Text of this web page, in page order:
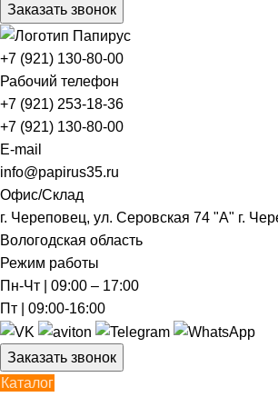
Заказать звонок
+7 (921) 130-80-00
Рабочий телефон
+7 (921) 253-18-36
+7 (921) 130-80-00
E-mail
info@papirus35.ru
Офис/Склад
г. Череповец, ул. Серовская 74 "А" г.
Вологодская область
Режим работы
Пн-Чт | 09:00 – 17:00
Пт | 09:00-16:00
Заказать звонок
Каталог